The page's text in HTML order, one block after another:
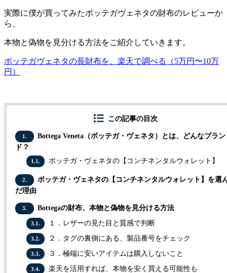
実際に僕が買ってみたボッテガヴェネタの財布のレビューか
ら、
本物と偽物を見分ける方法をご紹介していきます。
ボッテガヴェネタの長財布を、楽天で調べる（5万円〜10万
円）
この記事の目次
1.
Bottega Veneta（ボッテガ・ヴェネタ）とは、どんなブラン
ド？
1.1. ボッテガ・ヴェネタの【コンチネンタルウォレット】
2.
ボッテガ・ヴェネタの【コンチネンタルウォレット】を選
だ理由
3. Bottegaの財布、本物と偽物を見分ける方法
3.1. １．レザーの見た目と質感で判断
3.2. ２．タグの裏側にある、製品番号をチェック
3.3. ３．極端に安いアイテムは購入しないこと
3.4. 楽天を活用すれば、本物を安く買える可能性も